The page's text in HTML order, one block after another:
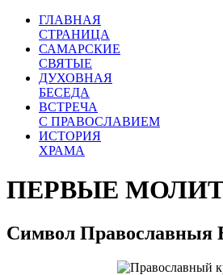
ГЛАВНАЯ
СТРАНИЦА
САМАРСКИЕ
СВЯТЫЕ
ДУХОВНАЯ
БЕСЕДА
ВСТРЕЧА
С ПРАВОСЛАВИЕМ
ИСТОРИЯ
ХРАМА
ПЕРВЫЕ
Символ Православныя